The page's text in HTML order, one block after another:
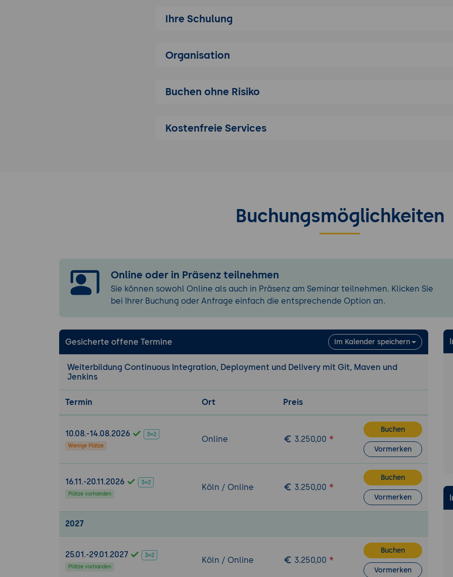
Änderungen rückgängig machen
GitHub, Bitbucket, Beanstalk
Deklaration der Abhängigkeiten und Scope
Maven Lifecycle
Lokales und zentrales Maven Repository
Surefire Plugin für JUnit
Compiler Plugin
Konfiguration von Maven
Maven Properties
Surefire Report
ToDo-Liste
Erweiterte Grundlagen von Maven
Proxy-Konfiguration in der settings.xml
Ersetzen von Schlüsselwörtern in Dateien (Filter)
Multi-Module-Projekte mit Maven
Integration von Plugins für die Code-Generierung
Zugriff von Maven auf Versionsverwaltungen (CVS, SVN, git,
Ihre Schulung
Organisation
Buchen ohne Risiko
Kostenfreie Services
Buchungsmöglichkeiten
Online oder in Präsenz teilnehmen
Sie können sowohl Online als auch in Präsenz am Seminar teilnehmen. Klicken Sie
bei Ihrer Buchung oder Anfrage einfach die entsprechende Option an.
Gesicherte offene Termine Im Kalender speichern
Weiterbildung Continuous Integration, Deployment und Delivery mit Git, Maven und
Jenkins
Termin Ort Preis
10.08.-14.08.2026
Wenige Plätze
Online 3.250,00
Buchen
Vormerken
16.11.-20.11.2026
Plätze vorhanden
Köln / Online 3.250,00
Buchen
Vormerken
2027
25.01.-29.01.2027
Plätze vorhanden
Köln / Online 3.250,00
Buchen
Vormerken